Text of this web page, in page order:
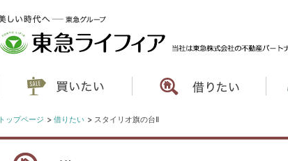
トップページ 借りたい スタイリオ旗の台Ⅱ